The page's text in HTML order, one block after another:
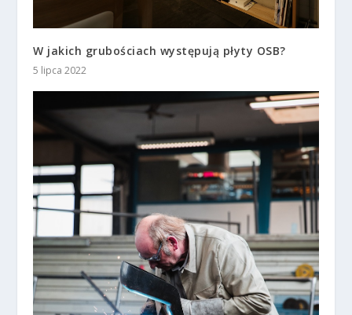
W jakich grubościach występują płyty OSB?
5 lipca 2022